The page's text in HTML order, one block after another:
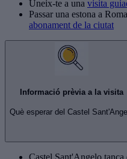
Uneix-te a una visita
Passar una estona a
abonament de la ciutat
Informació prèvia a la visita
Què esperar del Castel